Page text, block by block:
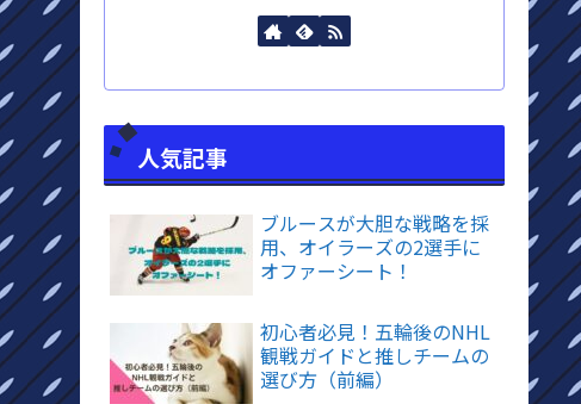
人気記事
ブルースが大胆な戦略を採
用、オイラーズの2選手に
オファーシート！
初心者必見！五輪後のNHL
観戦ガイドと推しチームの
選び方（前編）